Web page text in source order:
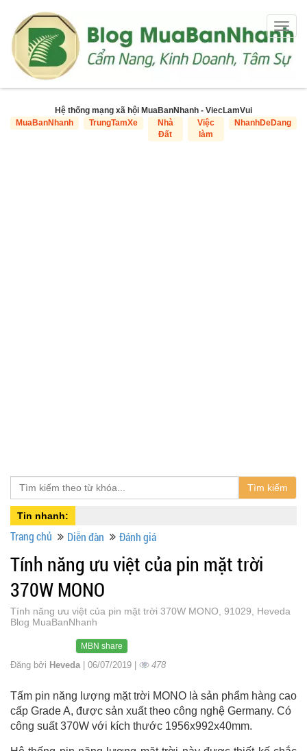
Hệ thống mạng xã hội MuaBanNhanh - ViecLamVui
MuaBanNhanh
TrungTamXe
Nhà
Đất
Việc
làm
NhanhDeDang
Tìm kiếm
Tin nhanh:
Trang chủ Diễn đàn Đánh giá
Tính năng ưu việt của pin mặt trời
370W MONO
Tính năng ưu việt của pin mặt trời 370W MONO, 91029, Heveda
Blog MuaBanNhanh
MBN share
Đăng bởi Heveda | 06/07/2019 | 478
Tấm pin năng lượng mặt trời MONO là sản phẩm hàng cao
cấp Grade A, được sản xuất theo công nghệ Germany. Có
công suất 370W với kích thước 1956x992x40mm.